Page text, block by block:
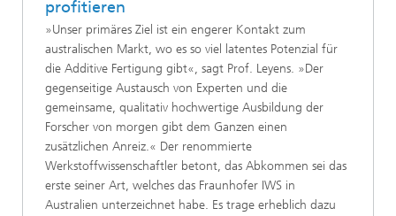
profitieren
»Unser primäres Ziel ist ein engerer Kontakt zum
australischen Markt, wo es so viel latentes Potenzial für
die Additive Fertigung gibt«, sagt Prof. Leyens. »Der
gegenseitige Austausch von Experten und die
gemeinsame, qualitativ hochwertige Ausbildung der
Forscher von morgen gibt dem Ganzen einen
zusätzlichen Anreiz.« Der renommierte
Werkstoffwissenschaftler betont, das Abkommen sei das
erste seiner Art, welches das Fraunhofer IWS in
Australien unterzeichnet habe. Es trage erheblich dazu